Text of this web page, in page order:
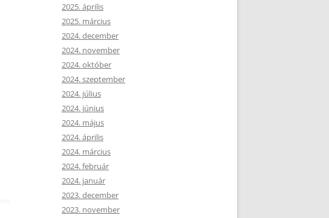
2025. április
2025. március
2024. december
2024. november
2024. október
2024. szeptember
2024. július
2024. június
2024. május
2024. április
2024. március
2024. február
2024. január
2023. december
2023. november